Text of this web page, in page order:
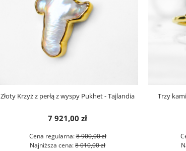
Złoty Krzyż z perłą z wyspy Pukhet - Tajlandia
7 921,00 zł
Cena regularna:8 900,00 zł
Najniższa cena:8 010,00 zł
Trzy